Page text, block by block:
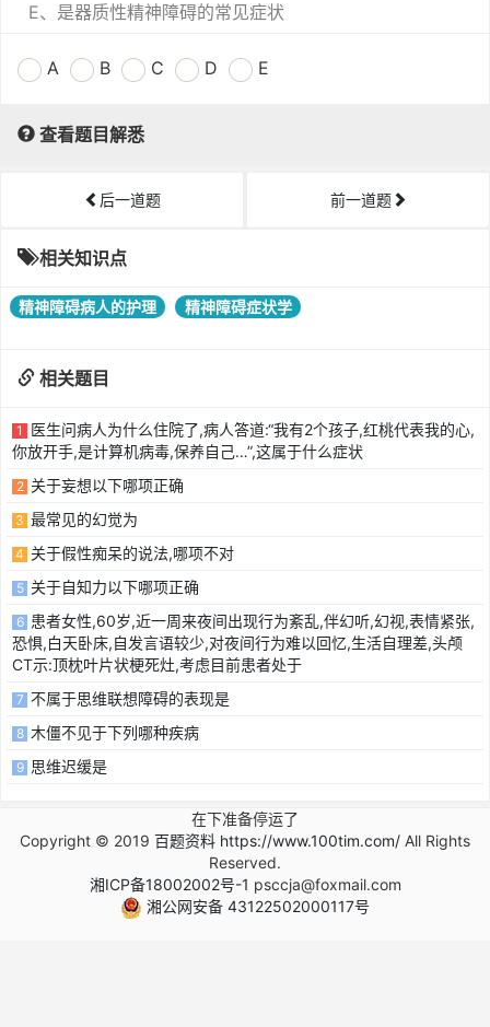
E、是器质性精神障碍的常见症状
A B C D E
查看题目解悉
后一道题 前一道题
相关知识点
精神障碍病人的护理 精神障碍症状学
相关题目
1
医生问病人为什么住院了,病人答道:“我有2个孩子,红桃代表我的心,
你放开手,是计算机病毒,保养自己…”,这属于什么症状
2 关于妄想以下哪项正确
3 最常见的幻觉为
4 关于假性痴呆的说法,哪项不对
5 关于自知力以下哪项正确
6 患者女性,60岁,近一周来夜间出现行为紊乱,伴幻听,幻视,表情紧张,
恐惧,白天卧床,自发言语较少,对夜间行为难以回忆,生活自理差,头颅
CT示:顶枕叶片状梗死灶,考虑目前患者处于
7 不属于思维联想障碍的表现是
8 木僵不见于下列哪种疾病
9 思维迟缓是
在下准备停运了
Copyright © 2019 百题资料 https://www.100tim.com/ All Rights
Reserved.
湘ICP备18002002号-1 psccja@foxmail.com
湘公网安备 43122502000117号